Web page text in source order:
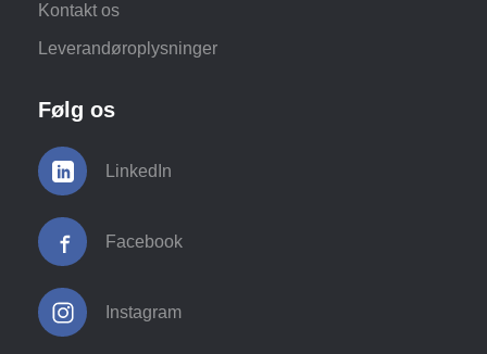
Kontakt os
Leverandøroplysninger
Følg os
LinkedIn
Facebook
Instagram